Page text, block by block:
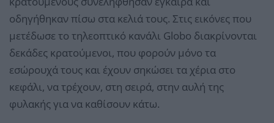
οδηγήθηκαν πίσω στα κελιά τους. Στις εικόνες που
μετέδωσε το τηλεοπτικό κανάλι Globo διακρίνονται
δεκάδες κρατούμενοι, που φορούν μόνο τα
εσώρουχά τους και έχουν σηκώσει τα χέρια στο
κεφάλι, να τρέχουν, στη σειρά, στην αυλή της
φυλακής για να καθίσουν κάτω.